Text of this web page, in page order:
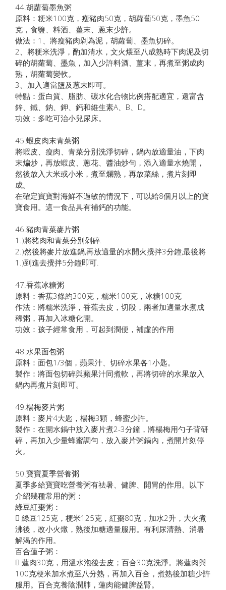
44.胡蘿蔔墨魚粥
原料：粳米100克，瘦豬肉50克，胡蘿蔔50克，墨魚50
克，食鹽、料酒、薑末、蔥末少許。
做法：1、將瘦豬肉剁為泥，胡蘿蔔、墨魚切碎。
2、將粳米洗淨，酌加清水，文火煨至八成熟時下肉泥及切
碎的胡蘿蔔、墨魚，加入少許料酒、薑末，再煮至粥成肉
熟，胡蘿蔔變軟。
3、加入適當鹽及蔥末即可。
特點：蛋白質、脂肪、碳水化合物比例搭配適宜，還富含
鋅、鐵、鈉、鉀、鈣和維生素A、B、D。
功效：多吃可治小兒尿床。
45.蝦皮肉末青菜粥
將蝦皮、瘦肉、青菜分別洗淨切碎，鍋內放適量油，下肉
末煸炒，再放蝦皮、蔥花、醬油炒勻，添入適量水燒開，
然後放入大米或小米，煮至爛熟，再放菜絲，煮片刻即
成。
在確定寶寶對海鮮不過敏的情況下，可以給8個月以上的寶
寶食用。這一食品具有補鈣的功能。
46.豬肉青菜麥片粥
1.)將豬肉和青菜分別剁碎.
2.)然後將麥片放進鍋,再放適量的水開火攪拌3分鐘,最後將
1.)到進去攪拌5分鐘即可.
47.香蕉冰糖粥
原料：香蕉3條約300克，糯米100克，冰糖100克
作法：將糯米洗淨，香蕉去皮，切段，兩者加適量水煮成
稀粥，再加入冰糖化開。
功效：孩子經常食用，可起到潤便，補虛的作用
48.水果面包粥
原料：面包1/3個，蘋果汁、切碎水果各1小匙。
製作：將面包切碎與蘋果汁同煮軟，再將切碎的水果放入
鍋內再煮片刻即可。
49.楊梅麥片粥
原料：麥片4大匙，楊梅3顆，蜂蜜少許。
製作：在開水鍋中放入麥片煮2-3分鐘，將楊梅用勺子背研
碎，再加入少量蜂蜜調勻，放入麥片粥鍋內，煮開片刻停
火。
50.寶寶夏季營養粥
夏季多給寶寶吃營養粥有祛暑、健脾、開胃的作用。以下
介紹幾種常用的粥：
綠豆紅棗粥：
 綠豆125克，梗米125克，紅棗80克，加水2升，大火煮
沸後，改小火燉，熟後加糖適量服用。有利尿清熱、消暑
解渴的作用。
百合蓮子粥：
 蓮肉30克，用溫水泡後去皮；百合30克洗淨。將蓮肉與
100克梗米加水煮至八分熟，再加入百合，煮熟後加糖少許
服用。百合克養陰潤肺，蓮肉能健脾益腎。